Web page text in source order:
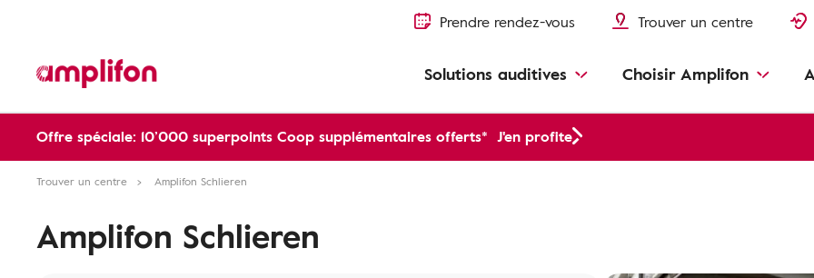
Prendre rendez-vous Trouver un centre
Solutions auditives Choisir Amplifon
Offre spéciale: 10’000 superpoints Coop supplémentaires offerts* J'en profite
Trouver un centre Amplifon Schlieren
Amplifon Schlieren